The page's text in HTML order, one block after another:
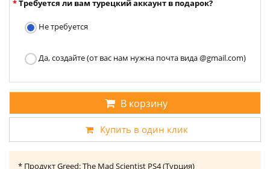
Требуется ли вам турецкий аккаунт в подарок?
Не требуется
Да, создайте (от вас нам нужна почта вида @gmail.com)
В корзину
Купить в один клик
* Продукт Greed: The Mad Scientist PS4 (Турция)